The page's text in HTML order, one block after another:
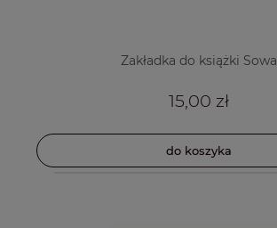
Zakładka do książki Sowa
15,00 zł
do koszyka